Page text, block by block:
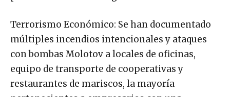
Terrorismo Económico: Se han documentado
múltiples incendios intencionales y ataques
con bombas Molotov a locales de oficinas,
equipo de transporte de cooperativas y
restaurantes de mariscos, la mayoría